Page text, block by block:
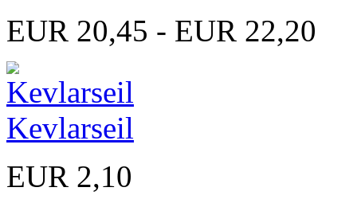
EUR 20,45 - EUR 22,20
Kevlarseil
EUR 2,10